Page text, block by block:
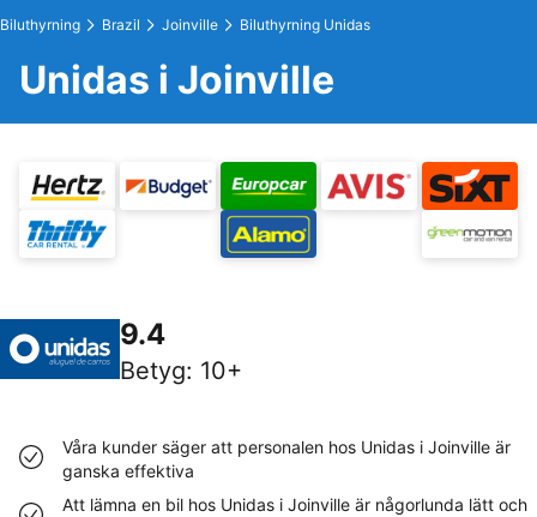
Biluthyrning Brazil Joinville Biluthyrning Unidas
Unidas i Joinville
9.4
Betyg: 10+
Våra kunder säger att personalen hos Unidas i Joinville är
ganska effektiva
Att lämna en bil hos Unidas i Joinville är någorlunda lätt och